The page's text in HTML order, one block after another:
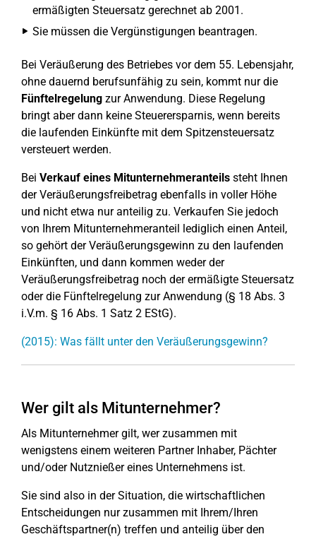
ermäßigten Steuersatz gerechnet ab 2001.
Sie müssen die Vergünstigungen beantragen.
Bei Veräußerung des Betriebes vor dem 55. Lebensjahr,
ohne dauernd berufsunfähig zu sein, kommt nur die
Fünftelregelung zur Anwendung. Diese Regelung
bringt aber dann keine Steuerersparnis, wenn bereits
die laufenden Einkünfte mit dem Spitzensteuersatz
versteuert werden.
Bei Verkauf eines Mitunternehmeranteils steht Ihnen
der Veräußerungsfreibetrag ebenfalls in voller Höhe
und nicht etwa nur anteilig zu. Verkaufen Sie jedoch
von Ihrem Mitunternehmeranteil lediglich einen Anteil,
so gehört der Veräußerungsgewinn zu den laufenden
Einkünften, und dann kommen weder der
Veräußerungsfreibetrag noch der ermäßigte Steuersatz
oder die Fünftelregelung zur Anwendung (§ 18 Abs. 3
i.V.m. § 16 Abs. 1 Satz 2 EStG).
(2015): Was fällt unter den Veräußerungsgewinn?
Wer gilt als Mitunternehmer?
Als Mitunternehmer gilt, wer zusammen mit
wenigstens einem weiteren Partner Inhaber, Pächter
und/oder Nutznießer eines Unternehmens ist.
Sie sind also in der Situation, die wirtschaftlichen
Entscheidungen nur zusammen mit Ihrem/Ihren
Geschäftspartner(n) treffen und anteilig über den